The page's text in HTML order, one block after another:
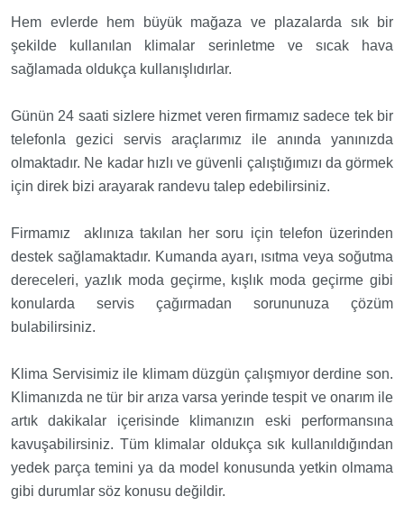
Hem evlerde hem büyük mağaza ve plazalarda sık bir
şekilde kullanılan klimalar serinletme ve sıcak hava
sağlamada oldukça kullanışlıdırlar.
Günün 24 saati sizlere hizmet veren firmamız sadece tek bir
telefonla gezici servis araçlarımız ile anında yanınızda
olmaktadır. Ne kadar hızlı ve güvenli çalıştığımızı da görmek
için direk bizi arayarak randevu talep edebilirsiniz.
Firmamız aklınıza takılan her soru için telefon üzerinden
destek sağlamaktadır. Kumanda ayarı, ısıtma veya soğutma
dereceleri, yazlık moda geçirme, kışlık moda geçirme gibi
konularda servis çağırmadan sorununuza çözüm
bulabilirsiniz.
Klima Servisimiz ile klimam düzgün çalışmıyor derdine son.
Klimanızda ne tür bir arıza varsa yerinde tespit ve onarım ile
artık dakikalar içerisinde klimanızın eski performansına
kavuşabilirsiniz. Tüm klimalar oldukça sık kullanıldığından
yedek parça temini ya da model konusunda yetkin olmama
gibi durumlar söz konusu değildir.